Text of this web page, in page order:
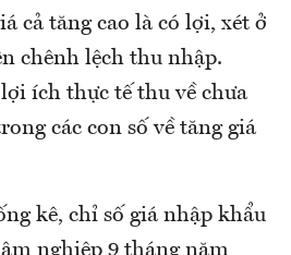
cả tăng cao là có lợi, xét ở
chênh lệch thu nhập.
ích thực tế thu về chưa
các con số về tăng giá
kê, chỉ số giá nhập khẩu
nghiệp 9 tháng năm